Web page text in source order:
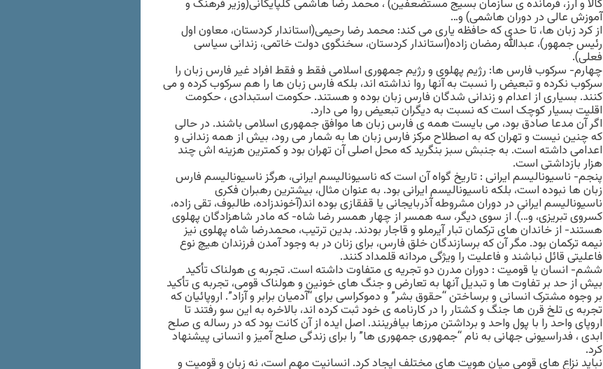
کالا و ارز، فرمانده ی سازمان بسیج مستضعفین) ، محمد رضا هاشمی گلپایگانی(وزیر فرهنگ و
آموزش عالی در دوران هاشمی) و…
از کرد زبان ها، تا حدی که حافظه یاری می کند: محمد رضا رحیمی(استاندار کردستان، معاون اول
رئیس جمهور)، عبدالله رمضان زاده(استاندار کردستان، سخنگوی دولت خاتمی، زندانی سیاسی
فعلی).
چهارم- سرکوب فارس ها: رژیم پهلوی و رژیم جمهوری اسلامی فقط و فقط افراد غیر فارس زبان را
سرکوب نکرده و تبعیض را نسبت به آنها روا نداشته اند، بلکه فارس زبان ها را هم سرکوب کرده و می
کنند. بسیاری از اعدام و زندانی شدگان فارس زبان بوده و هستند. حکومت استبدادی ، حکومت
اقلیت بسیار کوچک است که نسبت به دیگران تبعیض روا می دارد.
اگر آن مدعا صادق بود، می بایست همه ی فارس زبان ها موافق جمهوری اسلامی باشند. در حالی
که چنین نیست و تهران که به اصطلاح مرکز فارس زبان ها به شمار می رود، بیش از همه زندانی و
اعدامی داشته است. به جنبش سبز بنگرید که محل اصلی آن تهران بود و کمترین هزینه اش چند
هزار بازداشتی است.
پنجم- ناسیونالیسم ایرانی : تاریخ گواه آن است که ناسیونالیسم ایرانی، هرگز ناسیونالیسم فارس
زبان ها نبوده است، بلکه ناسیونالیسم ایرانی بود. به عنوان مثال، بیشترین رهبران فکری
ناسیونالیسم ایرانی در دوران مشروطه آذربایجانی یا قفقازی بوده اند(آخوندزاده، طالبوف، تقی زاده،
کسروی تبریزی، و…). از سوی دیگر، سه همسر از چهار همسر رضا شاه- که مادر شاهزادگان پهلوی
هستند- از خاندان های ترکمان تبار آیرملو و قاجار بودند. بدین ترتیب، محمدرضا شاه پهلوی نیز
نیمه ترکمان بود. مگر آن که برسازندگان خلق فارس، برای زنان در به وجود آمدن فرزندان هیچ نوع
فاعلیتی قائل نباشند و فاعلیت را ویژگی مردانه قلمداد کنند.
ششم- انسان یا قومیت : دوران مدرن دو تجریه ی متفاوت داشته است. تجربه ی هولناک تأکید
بیش از حد بر تفاوت ها و تبدیل آنها به تعارض و جنگ های خونین و هولناک قومی، تجربه ی تأکید
بر وجوه مشترک انسانی و برساختن “حقوق بشر” و دموکراسی برای “آدمیان برابر و آزاد”. اروپائیان که
تجربه ی تلخ قرن ها جنگ و کشتار را در کارنامه ی خود ثبت کرده اند، بالاخره به این سو رفتند تا
اروپای واحد را با پول واحد و برداشتن مرزها بیافرینند. اصل ایده از آن کانت بود که در رساله ی صلح
ابدی ، فدراسیونی جهانی به نام “جمهوری جمهوری ها” را برای زندگی صلح آمیز و انسانی پیشنهاد
کرد.
نباید نزاع های قومی میان هویت های مختلف ایجاد کرد. انسانیت مهم است، نه زبان و قومیت و